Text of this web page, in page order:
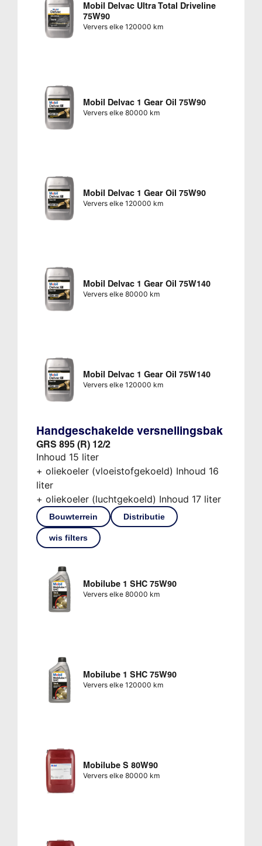
Mobil Delvac Ultra Total Driveline
75W90
Ververs elke 120000 km
Mobil Delvac 1 Gear Oil 75W90
Ververs elke 80000 km
Mobil Delvac 1 Gear Oil 75W90
Ververs elke 120000 km
Mobil Delvac 1 Gear Oil 75W140
Ververs elke 80000 km
Mobil Delvac 1 Gear Oil 75W140
Ververs elke 120000 km
Handgeschakelde versnellingsbak
GRS 895 (R) 12/2
Inhoud 15 liter
+ oliekoeler (vloeistofgekoeld) Inhoud 16
liter
+ oliekoeler (luchtgekoeld) Inhoud 17 liter
Bouwterrein Distributie
wis filters
Mobilube 1 SHC 75W90
Ververs elke 80000 km
Mobilube 1 SHC 75W90
Ververs elke 120000 km
Mobilube S 80W90
Ververs elke 80000 km